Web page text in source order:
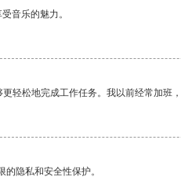
音乐的魅力。
轻松地完成工作任务。我以前经常加班
隐私和安全性保护。